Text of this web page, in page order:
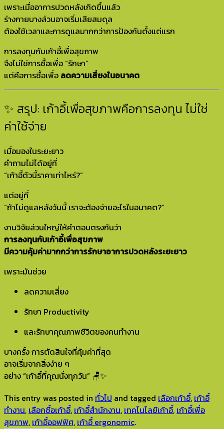
เพราะเมื่ออาการปวดหลังเกิดขึ้นแล้ว
ร่างกายบางส่วนอาจเริ่มเสียสมดุล
ต้องใช้เวลาและการดูแลมากกว่าการป้องกันตั้งแต่แรก
การลงทุนกับเก้าอี้เพื่อสุขภาพ
จึงไม่ใช่การซื้อเพื่อ “รักษา”
แต่คือการซื้อเพื่อ ลดความเสี่ยงในอนาคต
✨ สรุป: เก้าอี้เพื่อสุขภาพคือการลงทุน ไม่ใช่
ค่าใช้จ่าย
เมื่อมองในระยะยาว
คำถามไม่ได้อยู่ที่
“เก้าอี้ตัวนี้ราคาเท่าไหร่?”
แต่อยู่ที่
“ถ้าไม่ดูแลหลังวันนี้ เราจะต้องจ่ายอะไรในอนาคต?”
งานวิจัยส่วนใหญ่ให้คำตอบตรงกันว่า
การลงทุนกับเก้าอี้เพื่อสุขภาพ
มีความคุ้มค่ามากกว่าการรักษาอาการปวดหลังระยะยาว
เพราะมันช่วย
ลดความเสี่ยง
รักษา Productivity
และรักษาคุณภาพชีวิตของคนทำงาน
บางครั้ง การตัดสินใจที่คุ้มค่าที่สุด
อาจเริ่มจากสิ่งง่าย ๆ
อย่าง “เก้าอี้ที่คุณนั่งทุกวัน” 🪑✨
This entry was posted in ทั่วไป and tagged เลือกเก้าอี้, เก้าอี้
ทำงาน, เลือกซื้อเก้าอี้, เก้าอี้สำนักงาน, เทคโนโลยีเก้าอี้, เก้าอี้เพื่อ
สุขภาพ, เก้าอี้ออฟฟิศ, เก้าอี้ ergonomic.